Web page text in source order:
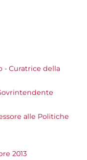
- Curatrice della
alle Politiche
2013